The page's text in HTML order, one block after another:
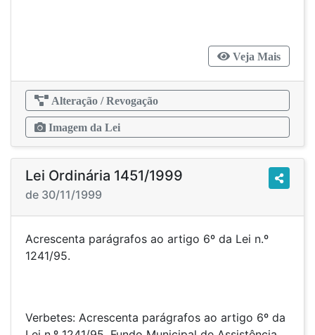
Veja Mais
Alteração / Revogação
Imagem da Lei
Lei Ordinária 1451/1999
de 30/11/1999
Acrescenta parágrafos ao artigo 6º da Lei n.º
1241/95.
Verbetes: Acrescenta parágrafos ao artigo 6º da